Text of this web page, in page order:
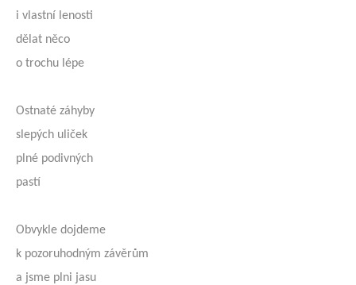
i vlastní lenosti
dělat něco
o trochu lépe
Ostnaté záhyby
slepých uliček
plné podivných
pastí
Obvykle dojdeme
k pozoruhodným závěrům
a jsme plni jasu